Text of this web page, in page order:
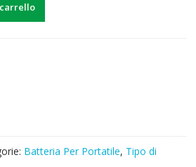
Batteria Per Portatile, Tipo di